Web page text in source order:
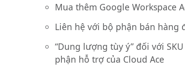
Mua thêm Google Workspace
Liên hệ với bộ phận bán hàng
“Dung lượng tùy ý” đối với
phận hỗ trợ của Cloud Ace